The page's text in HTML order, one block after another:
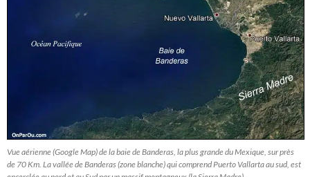
Vue aérienne (Google Map) de la baie de Banderas, la plus grande du Mexique, sur près
de 70 Km. La vallée de Banderas (zone blanche) qui comprend Puerto Vallarta au sud, est